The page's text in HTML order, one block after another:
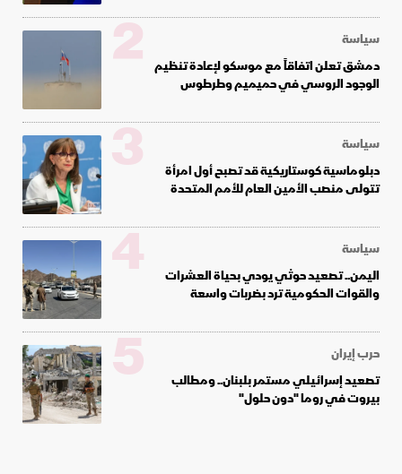
سياسة
دمشق تعلن اتفاقاً مع موسكو لإعادة تنظيم
الوجود الروسي في حميميم وطرطوس
2
سياسة
دبلوماسية كوستاريكية قد تصبح أول امرأة
تتولى منصب الأمين العام للأمم المتحدة
3
سياسة
اليمن.. تصعيد حوثي يودي بحياة العشرات
والقوات الحكومية ترد بضربات واسعة
4
حرب إيران
تصعيد إسرائيلي مستمر بلبنان.. ومطالب
بيروت في روما "دون حلول"
5